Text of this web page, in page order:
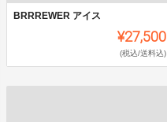
BRRREWER アイス
¥27,500
(税込/送料込)